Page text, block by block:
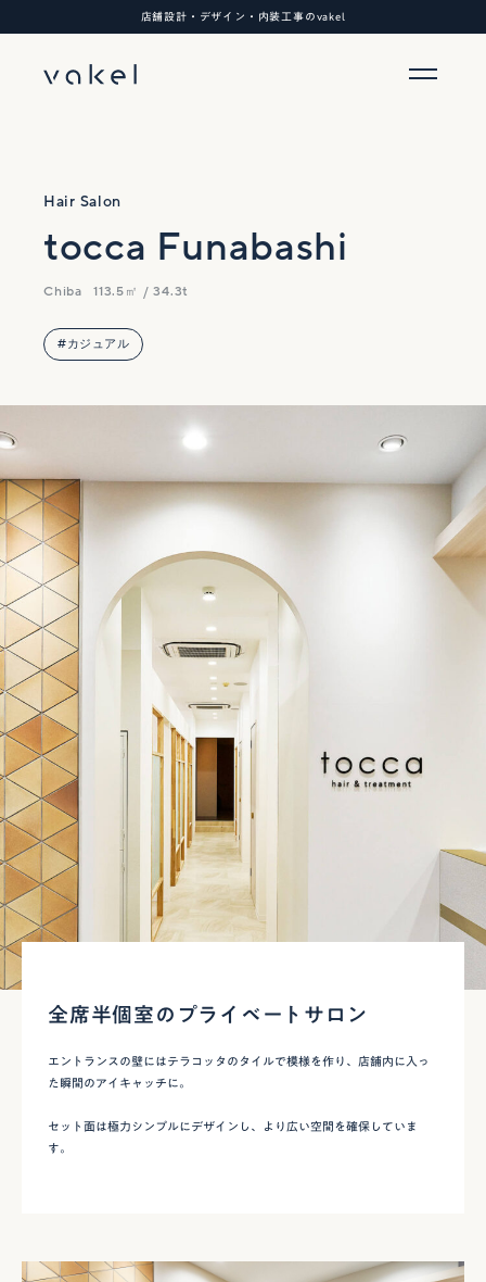
店舗設計・デザイン・内装工事のvakel
Hair Salon
tocca Funabashi
Chiba 113.5㎡ / 34.3t
#カジュアル
全席半個室のプライベートサロン
エントランスの壁にはテラコッタのタイルで模様を作り、店舗内に入っ
た瞬間のアイキャッチに。
セット面は極力シンプルにデザインし、より広い空間を確保していま
す。